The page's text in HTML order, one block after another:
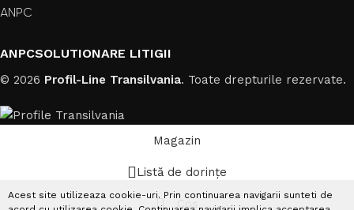
ANPC
ANPCSOLUTIONARE LITIGII
© 2026 Profil-Line Transilvania. Toate drepturile rezervate.
Magazin
Listă de dorințe
Acest site utilizeaza cookie-uri. Prin continuarea navigarii sunteti de